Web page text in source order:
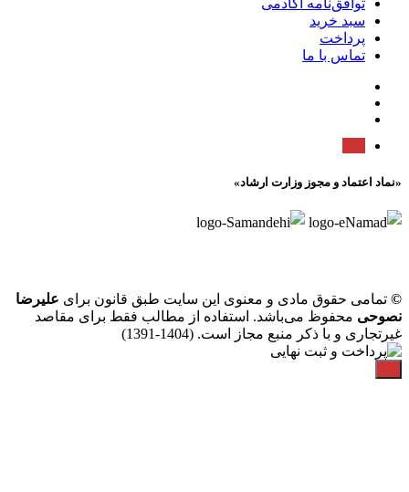
توافق‌نامه آکادمی
سبد خرید
پرداخت
تماس با ما
«نماد اعتماد و مجوز وزارت ارشاد»
© تمامی حقوق مادی و معنوی این سایت طبق قانون برای علیرضا
نصوحی محفوظ می‌باشد. استفاده از مطالب فقط برای مقاصد
غیرتجاری و با ذکر منبع مجاز است. (1404-1391)